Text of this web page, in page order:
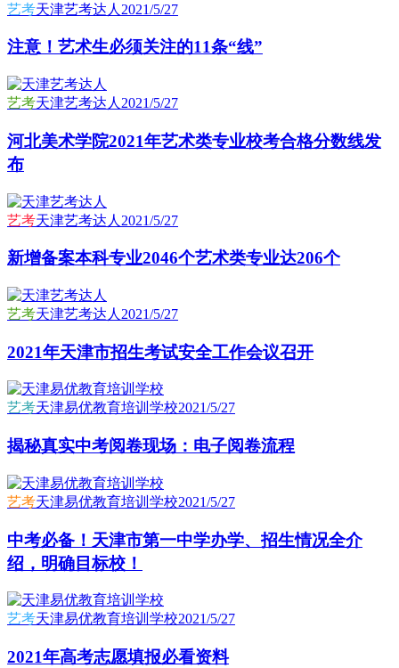
艺考天津艺考达人 2021/5/27
注意！艺术生必须关注的11条“线”
艺考天津艺考达人 2021/5/27
河北美术学院2021年艺术类专业校考合格分数线发
布
艺考天津艺考达人 2021/5/27
新增备案本科专业2046个艺术类专业达206个
艺考天津艺考达人 2021/5/27
2021年天津市招生考试安全工作会议召开
艺考天津易优教育培训学校2021/5/27
揭秘真实中考阅卷现场：电子阅卷流程
艺考天津易优教育培训学校2021/5/27
中考必备！天津市第一中学办学、招生情况全介
绍，明确目标校！
艺考天津易优教育培训学校2021/5/27
2021年高考志愿填报必看资料